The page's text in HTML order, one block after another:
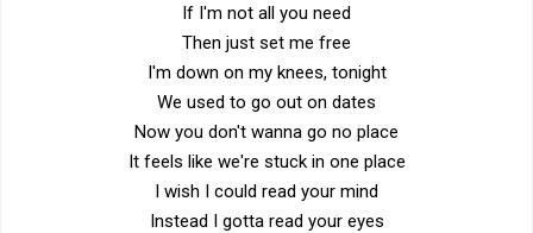
If I'm not all you need
Then just set me free
I'm down on my knees, tonight
We used to go out on dates
Now you don't wanna go no place
It feels like we're stuck in one place
I wish I could read your mind
Instead I gotta read your eyes